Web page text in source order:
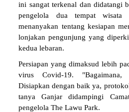
ini sangat terkenal dan didatangi
pengelola dua tempat wisata
menanyakan tentang kesiapan
lonjakan pengunjung yang
kedua lebaran.
Persiapan yang dimaksud lebih
virus Covid-19.
Disiapkan dengan baik ya,
tanya Ganjar didampingi
pengelola The Lawu Park.